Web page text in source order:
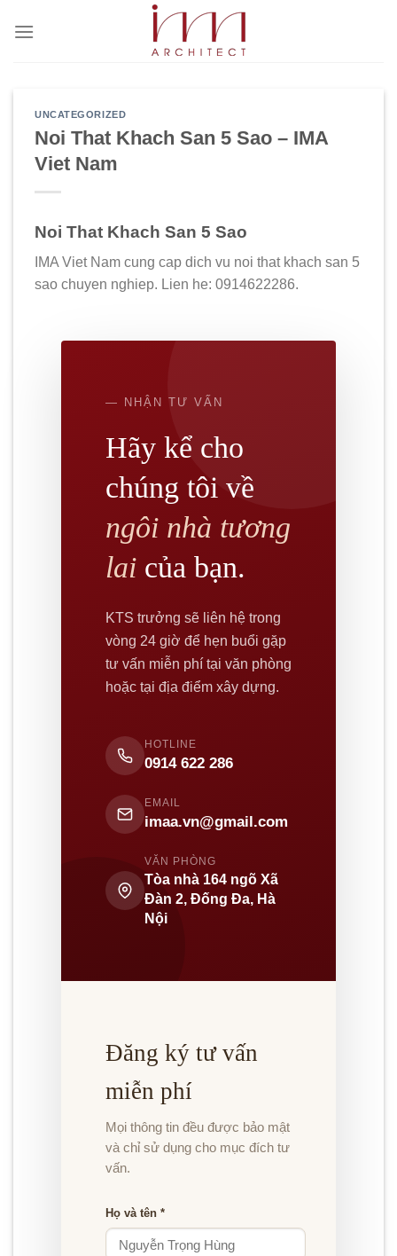
qua
UNCATEGORIZED
Noi That Khach San 5 Sao – IMA
Viet Nam
Noi That Khach San 5 Sao
IMA Viet Nam cung cap dich vu noi that khach san 5
sao chuyen nghiep. Lien he: 0914622286.
— NHẬN TƯ VẤN
Hãy kể cho
chúng tôi về
ngôi nhà tương
lai của bạn.
KTS trưởng sẽ liên hệ trong
vòng 24 giờ để hẹn buổi gặp
tư vấn miễn phí tại văn phòng
hoặc tại địa điểm xây dựng.
HOTLINE
0914 622 286
EMAIL
imaa.vn@gmail.com
VĂN PHÒNG
Tòa nhà 164 ngõ Xã
Đàn 2, Đống Đa, Hà
Nội
Đăng ký tư vấn
miễn phí
Mọi thông tin đều được bảo mật
và chỉ sử dụng cho mục đích tư
vấn.
Họ và tên *